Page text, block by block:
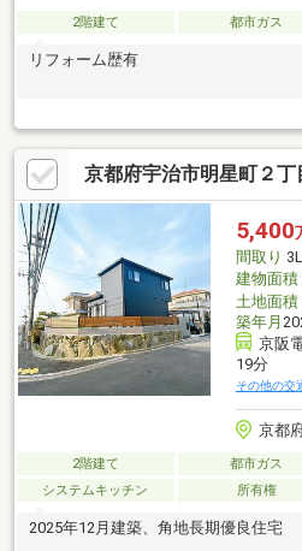
2階建て 都市ガス
リフォーム歴有
京都府宇治市明星町２
5,400
間取り
建物面積
土地面積
築年月
京阪
19分
その他の交
京都
2階建て 都市ガス
システムキッチン
所有権
2025年12月建築、角地長期優良住宅